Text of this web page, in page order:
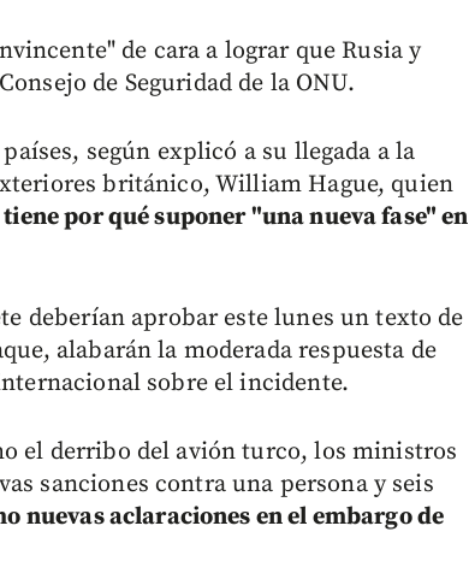
de cara a lograr que Rusia y
de Seguridad de la ONU.
según explicó a su llegada a la
británico, William Hague, quien
por qué suponer "una nueva fase" en
deberían aprobar este lunes un texto de
alabarán la moderada respuesta de
sobre el incidente.
el derribo del avión turco, los ministros
sanciones contra una persona y seis
nuevas aclaraciones en el embargo de